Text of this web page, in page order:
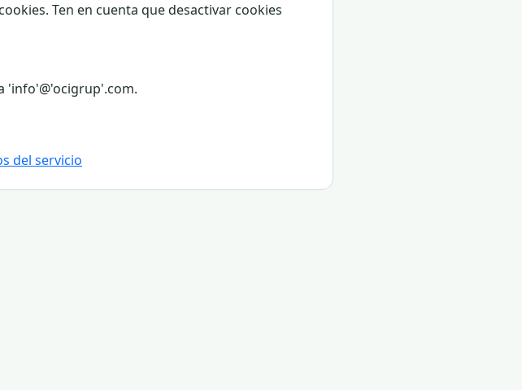
Ten en cuenta que desactivar cookies
'info'@'ocigrup'.com.
del servicio